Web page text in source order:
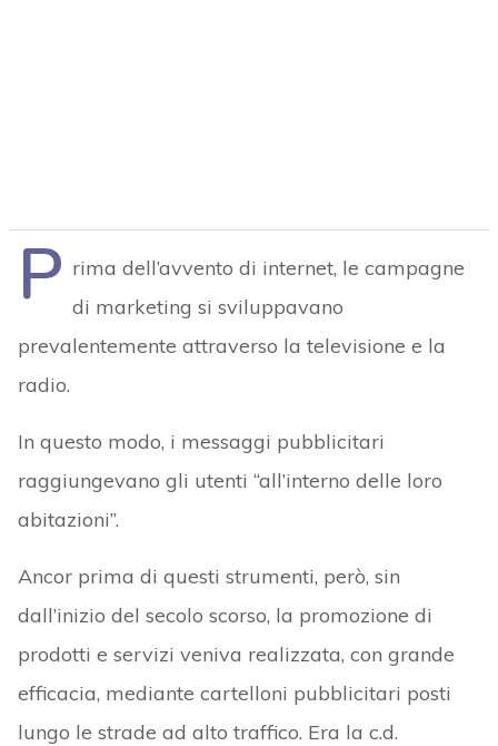
P rima dell’avvento di internet, le campagne
di marketing si sviluppavano
prevalentemente attraverso la televisione e la
radio.
In questo modo, i messaggi pubblicitari
raggiungevano gli utenti “all’interno delle loro
abitazioni”.
Ancor prima di questi strumenti, però, sin
dall’inizio del secolo scorso, la promozione di
prodotti e servizi veniva realizzata, con grande
efficacia, mediante cartelloni pubblicitari posti
lungo le strade ad alto traffico. Era la c.d.